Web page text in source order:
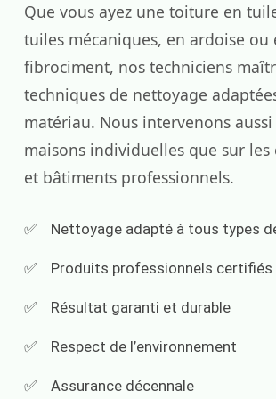
Que vous ayez une toiture en
tuiles mécaniques, en ardoise ou
fibrociment, nos techniciens
techniques de nettoyage
matériau. Nous intervenons
maisons individuelles que sur
et bâtiments professionnels.
Nettoyage adapté à tous types
Produits professionnels certifiés
Résultat garanti et durable
Respect de l’environnement
Assurance décennale